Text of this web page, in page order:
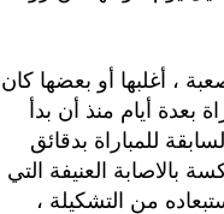
فقد شاءت الاقدار لأن يخوض المنتخب تلك المباراة مارا بالعديد من الظروف الصعبة‮ ‬،‮ ‬أغلبها أو بعضها كان
بعدة أيام منذ أن بدأ
الاخيرة السابقة للمباراة بدقائق
تلك الظروف المعاكسة بالاصابة العنيفة التي